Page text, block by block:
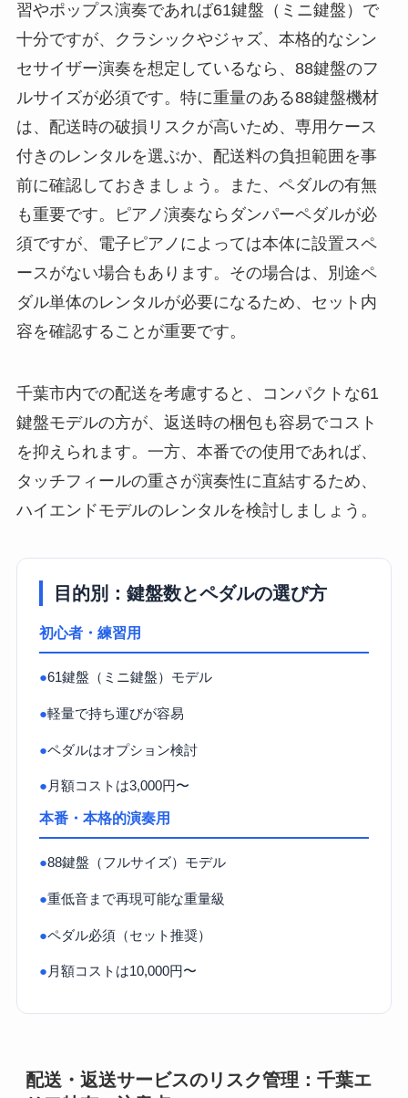
習やポップス演奏であれば61鍵盤（ミニ鍵盤）で
十分ですが、クラシックやジャズ、本格的なシン
セサイザー演奏を想定しているなら、88鍵盤のフ
ルサイズが必須です。特に重量のある88鍵盤機材
は、配送時の破損リスクが高いため、専用ケース
付きのレンタルを選ぶか、配送料の負担範囲を事
前に確認しておきましょう。また、ペダルの有無
も重要です。ピアノ演奏ならダンパーペダルが必
須ですが、電子ピアノによっては本体に設置スペ
ースがない場合もあります。その場合は、別途ペ
ダル単体のレンタルが必要になるため、セット内
容を確認することが重要です。
千葉市内での配送を考慮すると、コンパクトな61
鍵盤モデルの方が、返送時の梱包も容易でコスト
を抑えられます。一方、本番での使用であれば、
タッチフィールの重さが演奏性に直結するため、
ハイエンドモデルのレンタルを検討しましょう。
目的別：鍵盤数とペダルの選び方
初心者・練習用
●61鍵盤（ミニ鍵盤）モデル
●軽量で持ち運びが容易
●ペダルはオプション検討
● 月額コストは3,000円〜
本番・本格的演奏用
●88鍵盤（フルサイズ）モデル
●重低音まで再現可能な重量級
●ペダル必須（セット推奨）
● 月額コストは10,000円〜
配送・返送サービスのリスク管理：千葉エ